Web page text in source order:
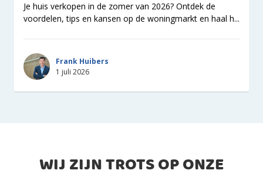
Je huis verkopen in de zomer van 2026? Ontdek de
voordelen, tips en kansen op de woningmarkt en haal h...
Frank Huibers
1 juli 2026
WIJ ZIJN TROTS OP ONZE